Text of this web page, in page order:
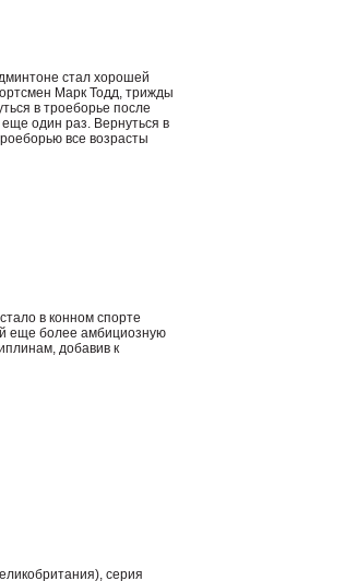
стал хорошей
Марк Тодд, трижды
в троеборье после
один раз. Вернуться в
все возрасты
в конном спорте
еще более амбициозную
добавив к
серия